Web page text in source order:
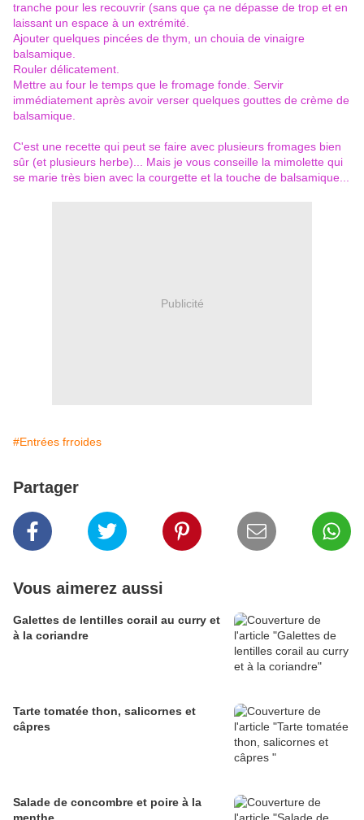
tranche pour les recouvrir (sans que ça ne dépasse de trop et en
laissant un espace à un extrémité.
Ajouter quelques pincées de thym, un chouia de vinaigre
balsamique.
Rouler délicatement.
Mettre au four le temps que le fromage fonde. Servir
immédiatement après avoir verser quelques gouttes de crème de
balsamique.
C'est une recette qui peut se faire avec plusieurs fromages bien
sûr (et plusieurs herbe)... Mais je vous conseille la mimolette qui
se marie très bien avec la courgette et la touche de balsamique...
Publicité
#Entrées frroides
Partager
Vous aimerez aussi
Galettes de lentilles corail au curry et
à la coriandre
Tarte tomatée thon, salicornes et
câpres
Salade de concombre et poire à la